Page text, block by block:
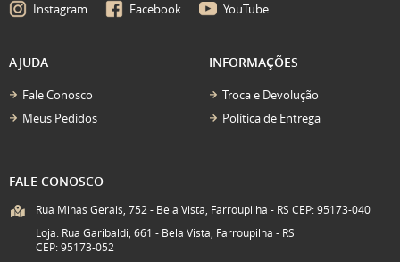
Instagram Facebook YouTube
AJUDA
Fale Conosco
Meus Pedidos
INFORMAÇÕES
Troca e Devolução
Política de Entrega
FALE CONOSCO
Rua Minas Gerais, 752 - Bela Vista, Farroupilha - RS CEP: 95173-040
Loja: Rua Garibaldi, 661 - Bela Vista, Farroupilha - RS
CEP: 95173-052